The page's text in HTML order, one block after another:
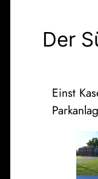
Der
Einst